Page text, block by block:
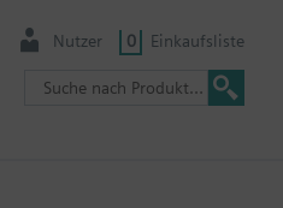
Nutzer 0 Einkaufsliste